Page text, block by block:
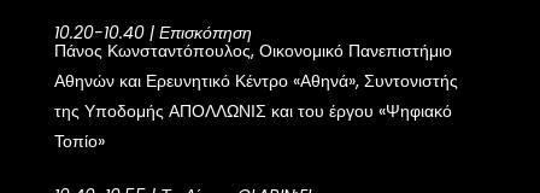
10.20-10.40 | Επισκόπηση
Πάνος Κωνσταντόπουλος, Οικονομικό Πανεπιστήμιο
Αθηνών και Ερευνητικό Κέντρο «Αθηνά», Συντονιστής
της Υποδομής ΑΠΟΛΛΩΝΙΣ και του έργου «Ψηφιακό
Τοπίο»